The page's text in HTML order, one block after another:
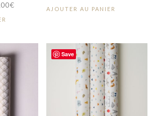
€ AJOUTER AU PANIER
Save